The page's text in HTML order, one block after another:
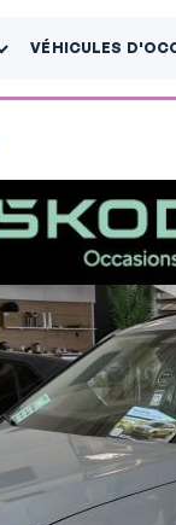
VÉHICULES